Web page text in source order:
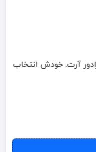
آرت. خودش انتخاب